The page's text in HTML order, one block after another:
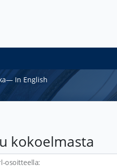
― In English
kokoelmasta
osoitteella: